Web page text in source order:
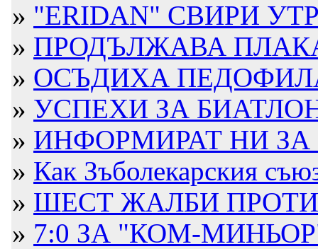
» "ERIDAN" СВИРИ
» ПРОДЪЛЖАВА
» ОСЪДИХА
» УСПЕХИ ЗА
» ИНФОРМИРАТ НИ ЗА
» Как Зъболекарския
» ШЕСТ ЖАЛБИ
» 7:0 ЗА "КОМ-